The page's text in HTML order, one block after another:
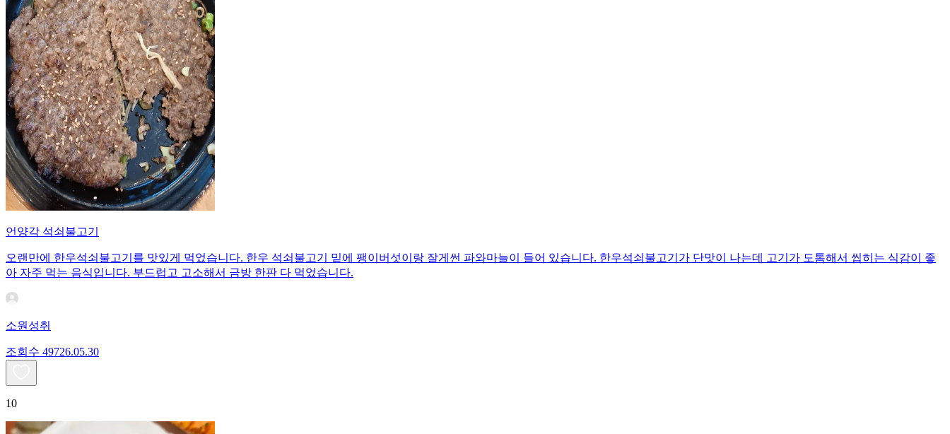
언양각 석쇠불고기
오랜만에 한우석쇠불고기를 맛있게 먹었습니다. 한우 석쇠불고기 밑에 팽이버섯이랑 잘게썬 파와마늘이 들어 있습니다. 한우석쇠불고기가 단맛이 나는데 고기가 도톰해서 씹히는 식감이 좋
아 자주 먹는 음식입니다. 부드럽고 고소해서 금방 한판 다 먹었습니다.
소원성취
조회수 49726.05.30
10